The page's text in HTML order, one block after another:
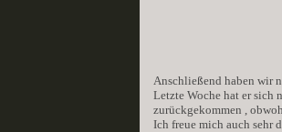
Anschließend haben wir
Letzte Woche hat er sich
zurückgekommen ,
Ich freue mich auch sehr